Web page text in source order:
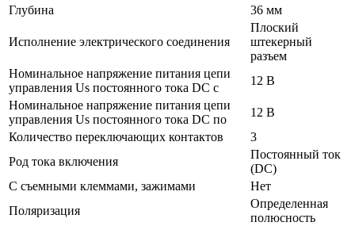
Глубина
36 мм
Исполнение электрического соединения
Плоский
штекерный
разъем
Номинальное напряжение питания цепи
управления Us постоянного тока DC с
12 В
Номинальное напряжение питания цепи
управления Us постоянного тока DC по
12 В
Количество переключающих контактов
3
Род тока включения
Постоянный ток
(DC)
С съемными клеммами, зажимами
Нет
Поляризация
Определенная
полюсность